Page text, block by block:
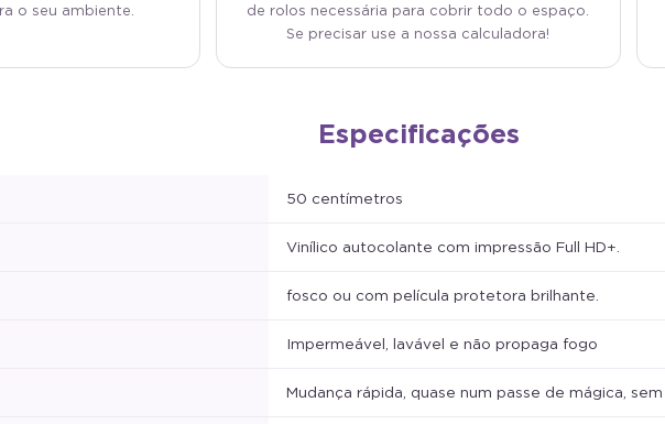
o seu ambiente.
de rolos necessária para cobrir todo o espaço.
Se precisar use a nossa calculadora!
Especificações
50 centímetros
Vinílico autocolante com impressão Full HD+.
fosco ou com película protetora brilhante.
Impermeável, lavável e não propaga fogo
Mudança rápida, quase num passe de mágica,